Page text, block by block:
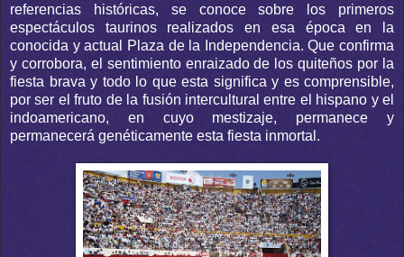
referencias históricas, se conoce sobre los primeros
espectáculos taurinos realizados en esa época en la
conocida y actual Plaza de la Independencia. Que confirma
y corrobora, el sentimiento enraizado de los quiteños por la
fiesta brava y todo lo que esta significa y es comprensible,
por ser el fruto de la fusión intercultural entre el hispano y el
indoamericano, en cuyo mestizaje, permanece y
permanecerá genéticamente esta fiesta inmortal.